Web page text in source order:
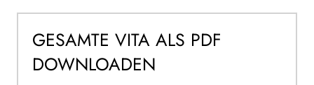
GESAMTE VITA ALS PDF
DOWNLOADEN